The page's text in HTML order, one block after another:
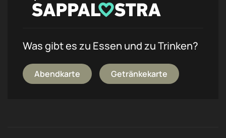
Was gibt es zu Essen und zu Trinken?
Abendkarte Getränkekarte